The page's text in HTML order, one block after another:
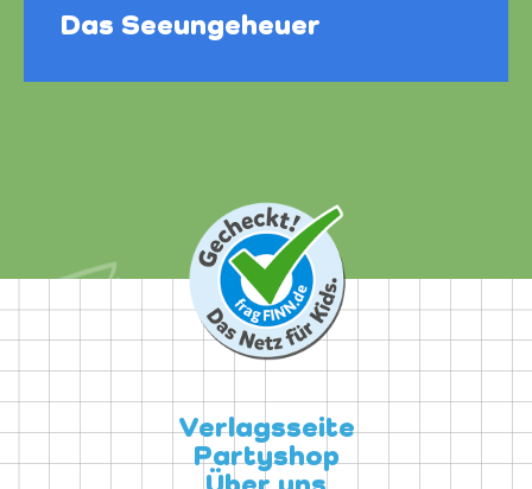
Das Seeungeheuer
Verlagsseite
Partyshop